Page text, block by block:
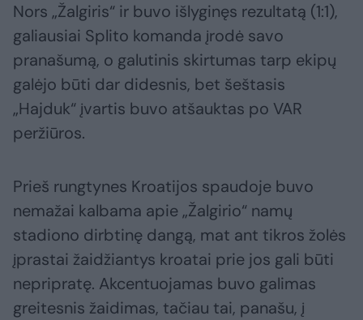
Nors „Žalgiris“ ir buvo išlyginęs rezultatą (1:1),
galiausiai Splito komanda įrodė savo
pranašumą, o galutinis skirtumas tarp ekipų
galėjo būti dar didesnis, bet šeštasis
„Hajduk“ įvartis buvo atšauktas po VAR
peržiūros.
Prieš rungtynes Kroatijos spaudoje buvo
nemažai kalbama apie „Žalgirio“ namų
stadiono dirbtinę dangą, mat ant tikros žolės
įprastai žaidžiantys kroatai prie jos gali būti
nepripratę. Akcentuojamas buvo galimas
greitesnis žaidimas, tačiau tai, panašu, į